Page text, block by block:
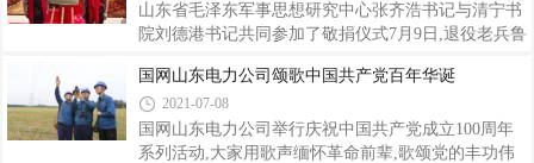
区清宁书院院长李青女士、东旺集团董事长孙宝齐、
济南金万通水业有限公司董事长张兴吾等,以及来自北
术界、书画收藏界、企事业单位代表,退役老兵代表50
余人参加了座谈会。座谈会由省毛泽东军事思想研究
中心、山东省茶文化协会、齐鲁艺术研究
山东省毛泽东军事思想研究中心张齐浩书记与清宁书
院刘德港书记共同参加了敬捐仪式7月9日,退役老兵鲁
活动由山东省毛泽东军事思想研究中心、齐鲁书画研
究院、清宁书院共同主办。山东省毛泽东军事思想研
究中心党支部书记张齐浩、清宁书院党支部刘德港,以
及新闻媒体的朋友约300人参加了仪式。鲁明先生为
国网山东电力公司颂歌中国共产党百年华诞
2021-07-08
国网山东电力公司举行庆祝中国共产党成立100周年
系列活动,大家用歌声缅怀革命前辈,歌颂党的丰功伟